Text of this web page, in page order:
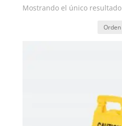
Mostrando el único resultado